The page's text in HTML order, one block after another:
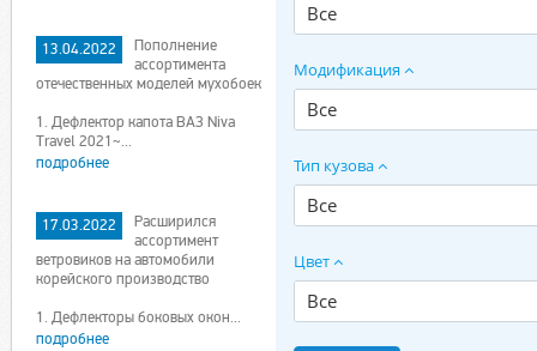
13.04.2022
Пополнение
ассортимента
отечественных моделей мухобоек
1. Дефлектор капота ВАЗ Niva
Travel 2021~...
подробнее
17.03.2022
Расширился
ассортимент
ветровиков на автомобили
корейского производство
1. Дефлекторы боковых окон...
подробнее
Все
Модификация
Все
Тип кузова
Все
Цвет
Все